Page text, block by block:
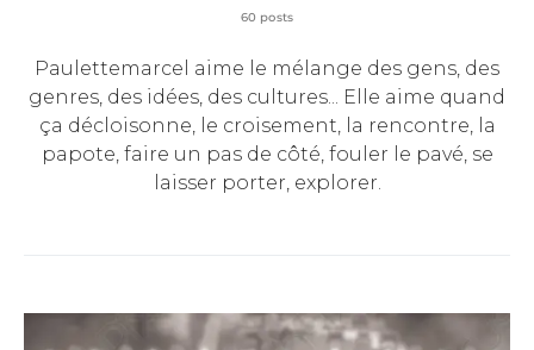
60 posts
Paulettemarcel aime le mélange des gens, des
genres, des idées, des cultures... Elle aime quand
ça décloisonne, le croisement, la rencontre, la
papote, faire un pas de côté, fouler le pavé, se
laisser porter, explorer.